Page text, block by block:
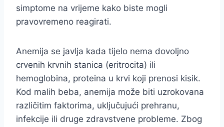
simptome na vrijeme kako biste mogli
pravovremeno reagirati.
Anemija se javlja kada tijelo nema dovoljno
crvenih krvnih stanica (eritrocita) ili
hemoglobina, proteina u krvi koji prenosi kisik.
Kod malih beba, anemija može biti uzrokovana
različitim faktorima, uključujući prehranu,
infekcije ili druge zdravstvene probleme. Zbog